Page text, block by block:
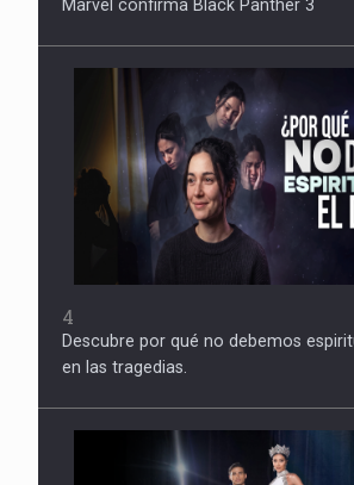
Marvel confirma Black Panther 3
4
Descubre por qué no debemos
en las tragedias.